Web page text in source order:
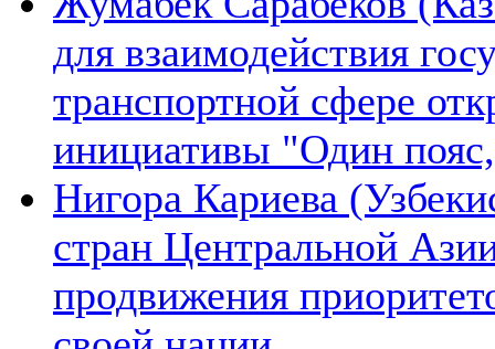
для взаимодействия
транспортной сфере
инициативы "Один
Нигора Кариева
стран Центральной
продвижения